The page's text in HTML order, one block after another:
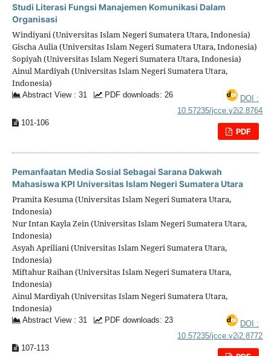
Studi Literasi Fungsi Manajemen Komunikasi Dalam
Organisasi
Windiyani (Universitas Islam Negeri Sumatera Utara, Indonesia)
Gischa Aulia (Universitas Islam Negeri Sumatera Utara, Indonesia)
Sopiyah (Universitas Islam Negeri Sumatera Utara, Indonesia)
Ainul Mardiyah (Universitas Islam Negeri Sumatera Utara,
Indonesia)
Abstract View : 31 PDF downloads: 26
DOI :
10.57235/jcce.v2i2.8764
101-106
PDF
Pemanfaatan Media Sosial Sebagai Sarana Dakwah
Mahasiswa KPI Universitas Islam Negeri Sumatera Utara
Pramita Kesuma (Universitas Islam Negeri Sumatera Utara,
Indonesia)
Nur Intan Kayla Zein (Universitas Islam Negeri Sumatera Utara,
Indonesia)
Asyah Apriliani (Universitas Islam Negeri Sumatera Utara,
Indonesia)
Miftahur Raihan (Universitas Islam Negeri Sumatera Utara,
Indonesia)
Ainul Mardiyah (Universitas Islam Negeri Sumatera Utara,
Indonesia)
Abstract View : 31 PDF downloads: 23
DOI :
10.57235/jcce.v2i2.8772
107-113